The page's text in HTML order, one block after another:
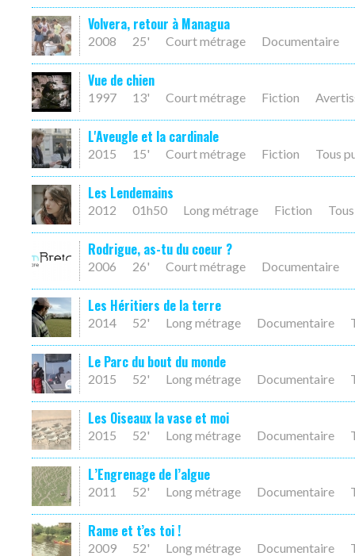
Volvera, retour à Managua
2008 25' Court métrage Documentaire
Vue de chien
1997 13' Court métrage Fiction
L'Aveugle et la cardinale
2015 15' Court métrage Fiction Tous
Les Lendemains
2012 01h50 Long métrage Fiction
Rodrigue, as-tu du coeur ?
2006 26' Court métrage Documentaire
Les Héritiers de la terre
2014 52' Long métrage Documentaire
Le Parc du bout du monde
2015 52' Long métrage Documentaire
Les Oiseaux la vase et moi
2015 52' Long métrage Documentaire
L’Engrenage de l’algue
2011 52' Long métrage Documentaire
Rame et t’es toi !
2009 52' Long métrage Documentaire